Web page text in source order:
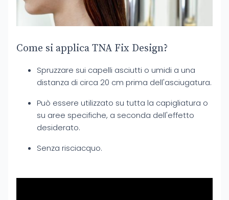
Come si applica TNA Fix Design?
Spruzzare sui capelli asciutti o umidi a una
distanza di circa 20 cm prima dell'asciugatura.
Può essere utilizzato su tutta la capigliatura o
su aree specifiche, a seconda dell'effetto
desiderato.
Senza risciacquo.